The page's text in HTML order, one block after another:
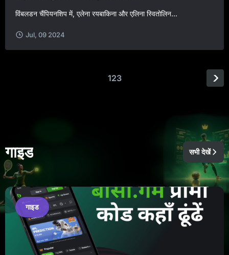
विंबलडन चैंपियनशिप में, एलेना रयबाकिना और एलिना स्वितोलिन...
Jul, 09 2024
123
गाइड सभी देखें
गाइड